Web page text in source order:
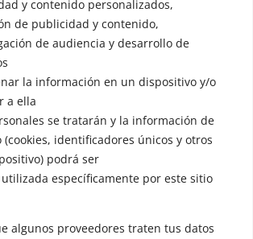
y contenido personalizados,
de publicidad y contenido,
de audiencia y desarrollo de
la información en un dispositivo y/o
a ella
se tratarán y la información de
identificadores únicos y otros
podrá ser
específicamente por este sitio
algunos proveedores traten tus datos
de la voz
de la voz
de la voz
por esteroides
del acento